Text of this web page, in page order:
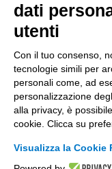
+39 035 0690366
info@intellimech.it
Copyright 2026, P.iva
Seguici su
Lavora con noi
dati
utenti
Con il tuo consenso,
tecnologie simili per
personali come, ad
personalizzazione
alla privacy, è
cookie. Clicca su
Visualizza la Cookie